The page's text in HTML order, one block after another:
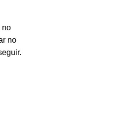
no
no